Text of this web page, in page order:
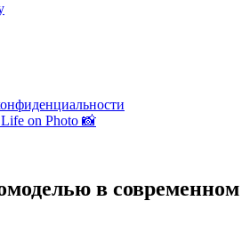
on Photo 📸
в современном